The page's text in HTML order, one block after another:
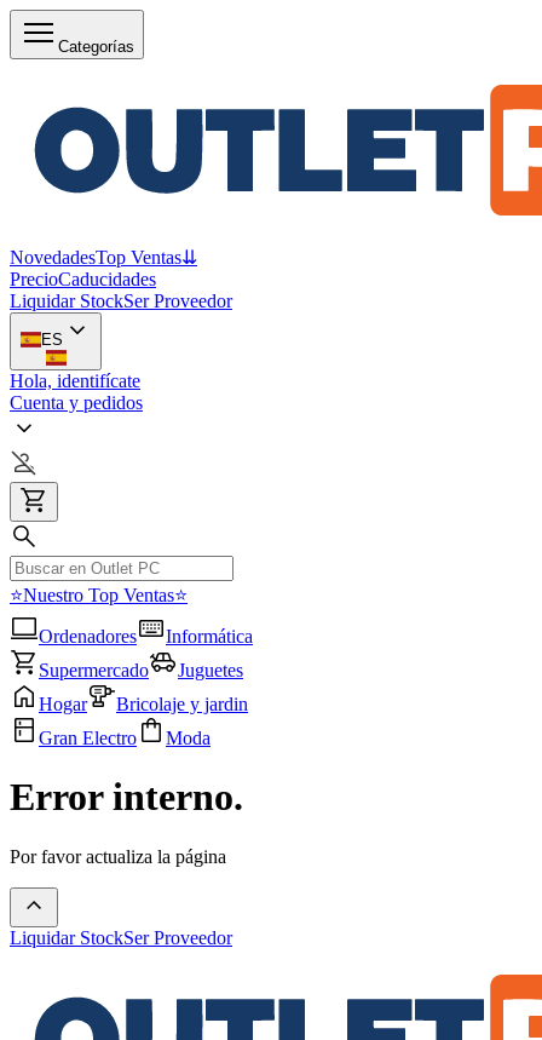
Categorías
NovedadesTop Ventas⇊
PrecioCaducidades
Liquidar StockSer Proveedor
ES
Hola, identifícate
Cuenta y pedidos
⭐Nuestro Top Ventas⭐
Ordenadores
Informática
Supermercado
Juguetes
Hogar
Bricolaje y jardin
Gran Electro
Moda
Error interno.
Por favor actualiza la página
Liquidar StockSer Proveedor